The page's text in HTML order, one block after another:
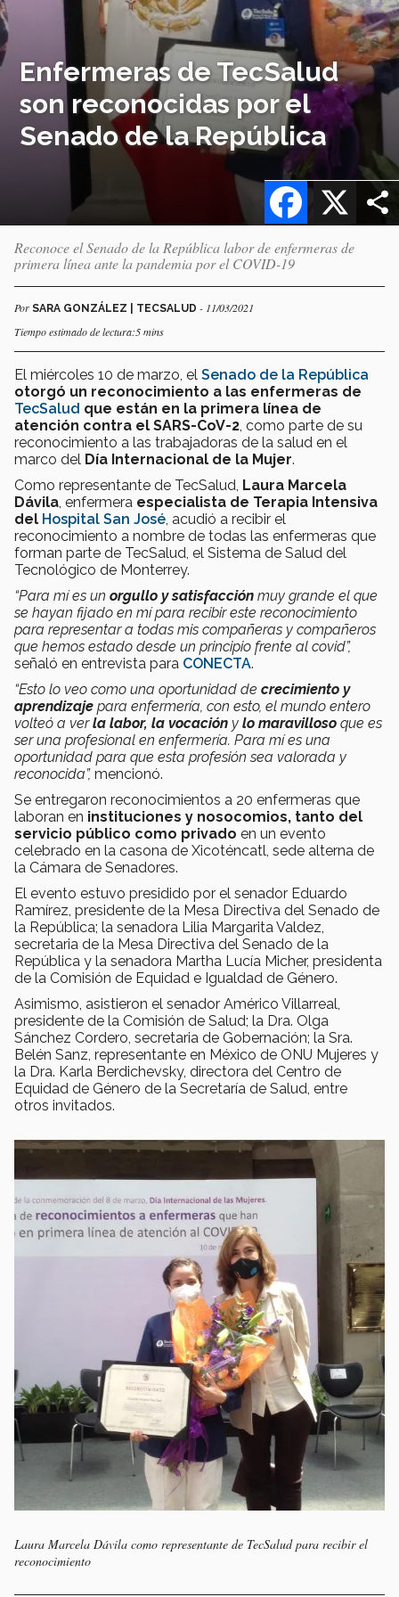
Enfermeras de TecSalud
son reconocidas por el
Senado de la República
X
Facebook
Reconoce el Senado de la República labor de enfermeras de
primera línea ante la pandemia por el COVID-19
Por SARA GONZÁLEZ | TECSALUD - 11/03/2021
Tiempo estimado de lectura:5 mins
El miércoles 10 de marzo, el Senado de la República
otorgó un reconocimiento a las enfermeras de
TecSalud que están en la primera línea de
atención contra el SARS-CoV-2 , como parte de su
reconocimiento a las trabajadoras de la salud en el
marco del Día Internacional de la Mujer.
Como representante de TecSalud, Laura Marcela
Dávila , enfermera especialista de Terapia Intensiva
del Hospital San José , acudió a recibir el
reconocimiento a nombre de todas las enfermeras que
forman parte de TecSalud, el Sistema de Salud del
Tecnológico de Monterrey.
“Para mí es un orgullo y satisfacción muy grande el que
se hayan fijado en mí para recibir este reconocimiento
para representar a todas mis compañeras y compañeros
que hemos estado desde un principio frente al covid”,
señaló en entrevista para CONECTA.
“Esto lo veo como una oportunidad de crecimiento y
aprendizaje para enfermería, con esto, el mundo entero
volteó a verla labor, la vocación y lo maravilloso que es
ser una profesional en enfermería. Para mí es una
oportunidad para que esta profesión sea valorada y
reconocida”, mencionó.
Se entregaron reconocimientos a 20 enfermeras que
laboran en instituciones y nosocomios, tanto del
servicio público como privado en un evento
celebrado en la casona de Xicoténcatl, sede alterna de
la Cámara de Senadores.
El evento estuvo presidido por el senador Eduardo
Ramírez, presidente de la Mesa Directiva del Senado de
la República; la senadora Lilia Margarita Valdez,
secretaria de la Mesa Directiva del Senado de la
República y la senadora Martha Lucía Micher, presidenta
de la Comisión de Equidad e Igualdad de Género.
Asimismo, asistieron el senador Américo Villarreal,
presidente de la Comisión de Salud; la Dra. Olga
Sánchez Cordero, secretaria de Gobernación; la Sra.
Belén Sanz, representante en México de ONU Mujeres y
la Dra. Karla Berdichevsky, directora del Centro de
Equidad de Género de la Secretaría de Salud, entre
otros invitados.
Laura Marcela Dávila como representante de TecSalud para recibir el
reconocimiento